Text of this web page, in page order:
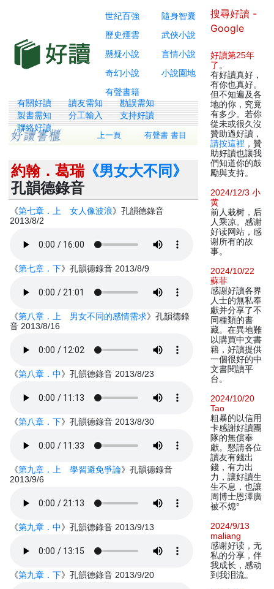
世紀百強
隨身智囊
歷史煙雲
武俠小說
懸疑小說
言情小說
奇幻小說
小說園地
有聲書籍
有關好讀 讀友需知
勘誤需知
製書需知
分工輸入
支持好讀
聯絡好讀
上一頁 有聲書 書目
約翰．葛瑞《男女大不同》
孔韻德錄音
《第七章．上 女人像波浪》孔韻德錄音
2013/8/2
《第七章．下》孔韻德錄音 2013/8/9
《第八章．上 男女不同的感情需求》孔韻德錄
音 2013/8/16
《第八章．中》孔韻德錄音 2013/8/23
《第八章．下》孔韻德錄音 2013/8/30
《第九章．上 學習避免爭論》孔韻德錄音
2013/9/6
《第九章．中》孔韻德錄音 2013/9/13
《第九章．下》孔韻德錄音 2013/9/20
搜尋好讀 -
Google
好讀第25年
了 。
有好讀真好，
有你也真好。
但不知遍及各
地的你，究竟
有多少。若你
從未或很久沒
贊助過好讀，
請按這裡 ，贊
助好讀也讓我
們知道你的鼓
勵與支持。
2024/12/3 小
黄
前人栽树，后
人乘凉。感谢
好读网站，感
谢所有的故
事。
2024/10/22
蘇菲
感謝好讀各界
人士的無私奉
獻并分享了不
同種類的書
藏。在異地難
以購買中文書
籍，好讀提供
一個很好的中
文書閱讀平
台。
2024/10/20
Tao
粗暴的以信用
卡感謝好讀團
隊的無償奉
獻。懇請各位
讀友有錢出
錢，有力出
力，讓好讀生
生不息，也讓
周博士恩澤廣
被不熄°
2024/9/13
maliang
感谢好读，无
私的分享，伴
我成长，感动
到我泪流。